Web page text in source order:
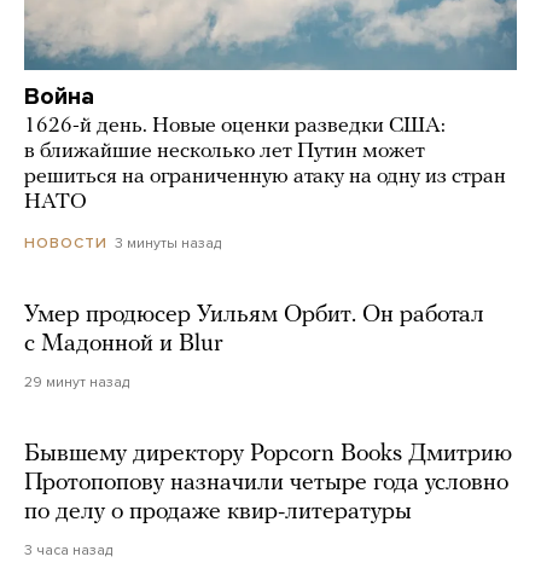
Война
1626-й день. Новые оценки разведки США:
в ближайшие несколько лет Путин может
решиться на ограниченную атаку на одну из стран
НАТО
НОВОСТИ 3 минуты назад
Умер продюсер Уильям Орбит. Он работал
с Мадонной и Blur
29 минут назад
Бывшему директору Popcorn Books Дмитрию
Протопопову назначили четыре года условно
по делу о продаже квир-литературы
3 часа назад